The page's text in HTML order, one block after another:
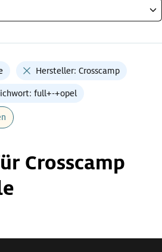
Hersteller: Crosscamp
full+-+opel
Crosscamp